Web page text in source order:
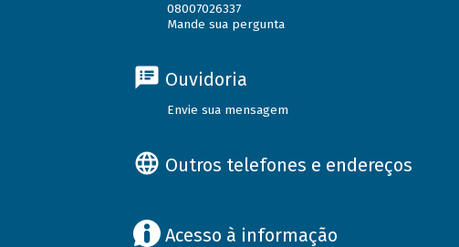
08007026337
Mande sua pergunta
Ouvidoria
Envie sua mensagem
Outros telefones e endereços
Acesso à informação